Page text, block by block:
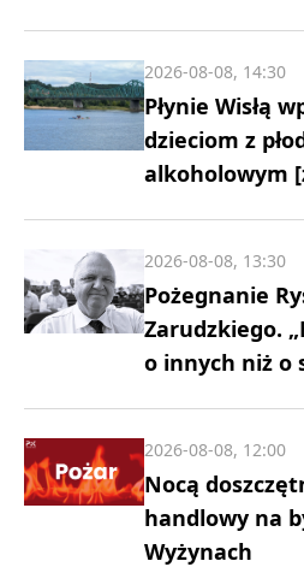
Płynie Wisłą
dzieciom z
alkoholowym
2026-08-08, 14:30
Pożegnanie
Zarudzkiego.
o innych niż o
2026-08-08, 13:30
Nocą
handlowy na
Wyżynach
2026-08-08, 12:00